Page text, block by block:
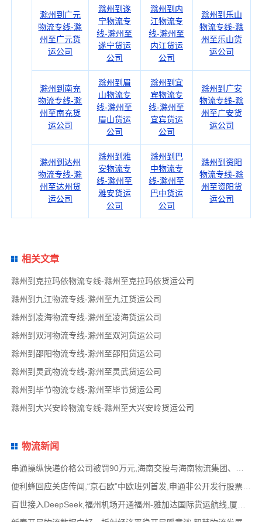
滁州到广元
物流专线-滁
州至广元货
运公司
滁州到遂
宁物流专
线-滁州至
遂宁货运
公司
滁州到内
江物流专
线-滁州至
内江货运
公司
滁州到乐山
物流专线-滁
州至乐山货
运公司
滁州到南充
物流专线-滁
州至南充货
运公司
滁州到眉
山物流专
线-滁州至
眉山货运
公司
滁州到宜
宾物流专
线-滁州至
宜宾货运
公司
滁州到广安
物流专线-滁
州至广安货
运公司
滁州到达州
物流专线-滁
州至达州货
运公司
滁州到雅
安物流专
线-滁州至
雅安货运
公司
滁州到巴
中物流专
线-滁州至
巴中货运
公司
滁州到资阳
物流专线-滁
州至资阳货
运公司
相关文章
滁州到克拉玛依物流专线-滁州至克拉玛依货运公司
滁州到九江物流专线-滁州至九江货运公司
滁州到凌海物流专线-滁州至凌海货运公司
滁州到双河物流专线-滁州至双河货运公司
滁州到邵阳物流专线-滁州至邵阳货运公司
滁州到灵武物流专线-滁州至灵武货运公司
滁州到毕节物流专线-滁州至毕节货运公司
滁州到大兴安岭物流专线-滁州至大兴安岭货运公司
物流新闻
便利蜂回应关店传闻,“京石欧”中欧班列首发,申通非公开发行股票方案失效,老挝中通和老挝
百世接入DeepSeek,福州机场开通福州-雅加达国际货运航线,厦门拟立法保障网约配送员劳动权益